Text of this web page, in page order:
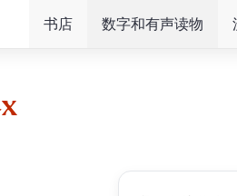
书店 数字和有声读物